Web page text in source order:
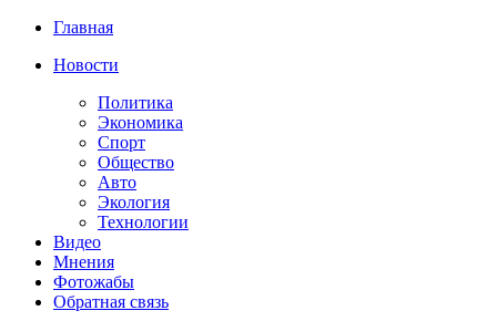
Главная
Новости
Политика
Экономика
Спорт
Общество
Авто
Экология
Технологии
Видео
Мнения
Фотожабы
Обратная связь